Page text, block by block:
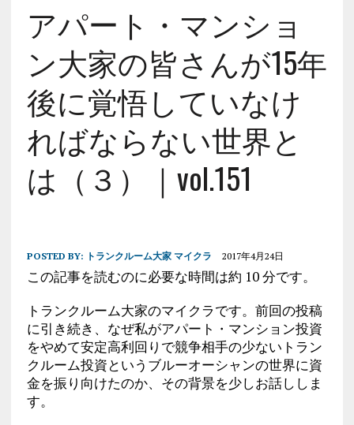
アパート・マンショ
ン大家の皆さんが15年
後に覚悟していなけ
ればならない世界と
は（３）｜vol.151
POSTED BY: トランクルーム大家 マイクラ 2017年4月24日
この記事を読むのに必要な時間は約 10 分です。
トランクルーム大家のマイクラです。前回の投稿
に引き続き、なぜ私がアパート・マンション投資
をやめて安定高利回りで競争相手の少ないトラン
クルーム投資というブルーオーシャンの世界に資
金を振り向けたのか、その背景を少しお話ししま
す。